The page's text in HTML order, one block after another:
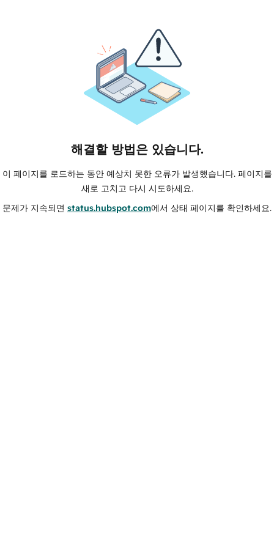
해결할 방법은 있습니다.
이 페이지를 로드하는 동안 예상치 못한 오류가 발생했습니다. 페이지를
새로 고치고 다시 시도하세요.
문제가 지속되면 status.hubspot.com에서 상태 페이지를 확인하세요.